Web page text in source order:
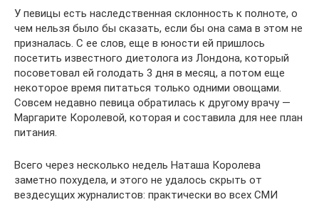
У певицы есть наследственная склонность к полноте, о
чем нельзя было бы сказать, если бы она сама в этом не
призналась. С ее слов, еще в юности ей пришлось
посетить известного диетолога из Лондона, который
посоветовал ей голодать 3 дня в месяц, а потом еще
некоторое время питаться только одними овощами.
Совсем недавно певица обратилась к другому врачу —
Маргарите Королевой, которая и составила для нее план
питания.
Всего через несколько недель Наташа Королева
заметно похудела, и этого не удалось скрыть от
вездесущих журналистов: практически во всех СМИ